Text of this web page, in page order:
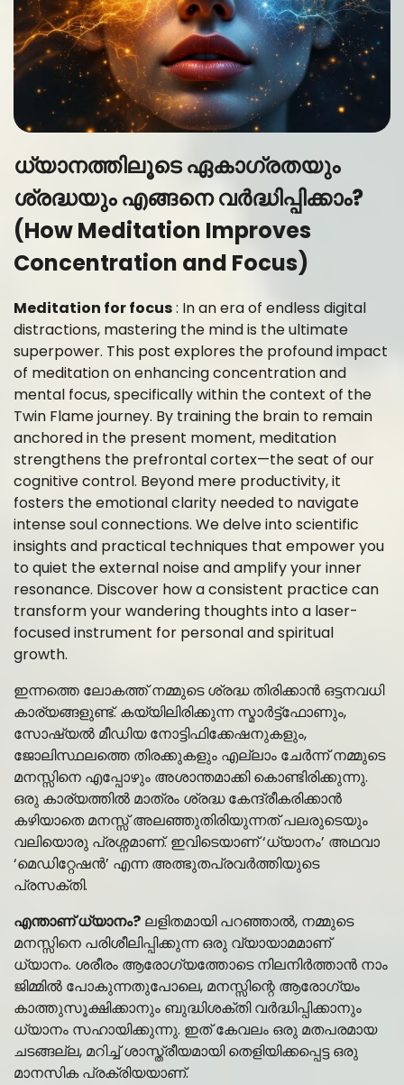
ധ്യാനത്തിലൂടെ ഏകാഗ്രതയും
ശ്രദ്ധയും എങ്ങനെ വർദ്ധിപ്പിക്കാം?
(How Meditation Improves
Concentration and Focus)
Meditation for focus: In an era of endless digital
distractions, mastering the mind is the ultimate
superpower. This post explores the profound impact
of meditation on enhancing concentration and
mental focus, specifically within the context of the
Twin Flame journey. By training the brain to remain
anchored in the present moment, meditation
strengthens the prefrontal cortex—the seat of our
cognitive control. Beyond mere productivity, it
fosters the emotional clarity needed to navigate
intense soul connections. We delve into scientific
insights and practical techniques that empower you
to quiet the external noise and amplify your inner
resonance. Discover how a consistent practice can
transform your wandering thoughts into a laser-
focused instrument for personal and spiritual
growth.
ഇന്നത്തെ ലോകത്ത് നമ്മുടെ ശ്രദ്ധ തിരിക്കാൻ ഒട്ടനവധി
കാര്യങ്ങളുണ്ട്. കയ്യിലിരിക്കുന്ന സ്മാർട്ട്‌ഫോണും,
സോഷ്യൽ മീഡിയ നോട്ടിഫിക്കേഷനുകളും,
ജോലിസ്ഥലത്തെ തിരക്കുകളും എല്ലാം ചേർന്ന് നമ്മുടെ
മനസ്സിനെ എപ്പോഴും അശാന്തമാക്കി കൊണ്ടിരിക്കുന്നു.
ഒരു കാര്യത്തിൽ മാത്രം ശ്രദ്ധ കേന്ദ്രീകരിക്കാൻ
കഴിയാതെ മനസ്സ് അലഞ്ഞുതിരിയുന്നത് പലരുടെയും
വലിയൊരു പ്രശ്നമാണ്. ഇവിടെയാണ് ‘ധ്യാനം’ അഥവാ
‘മെഡിറ്റേഷൻ’ എന്ന അത്ഭുതപ്രവർത്തിയുടെ
പ്രസക്തി.
എന്താണ് ധ്യാനം? ലളിതമായി പറഞ്ഞാൽ, നമ്മുടെ
മനസ്സിനെ പരിശീലിപ്പിക്കുന്ന ഒരു വ്യായാമമാണ്
ധ്യാനം. ശരീരം ആരോഗ്യത്തോടെ നിലനിർത്താൻ നാം
ജിമ്മിൽ പോകുന്നതുപോലെ, മനസ്സിന്റെ ആരോഗ്യം
കാത്തുസൂക്ഷിക്കാനും ബുദ്ധിശക്തി വർദ്ധിപ്പിക്കാനും
ധ്യാനം സഹായിക്കുന്നു. ഇത് കേവലം ഒരു മതപരമായ
ചടങ്ങല്ല, മറിച്ച് ശാസ്ത്രീയമായി തെളിയിക്കപ്പെട്ട ഒരു
മാനസിക പ്രക്രിയയാണ്.